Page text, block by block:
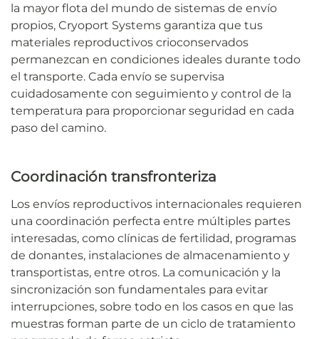
la mayor flota del mundo de sistemas de envío
propios, Cryoport Systems garantiza que tus
materiales reproductivos crioconservados
permanezcan en condiciones ideales durante todo
el transporte. Cada envío se supervisa
cuidadosamente con seguimiento y control de la
temperatura para proporcionar seguridad en cada
paso del camino.
Coordinación transfronteriza
Los envíos reproductivos internacionales requieren
una coordinación perfecta entre múltiples partes
interesadas, como clínicas de fertilidad, programas
de donantes, instalaciones de almacenamiento y
transportistas, entre otros. La comunicación y la
sincronización son fundamentales para evitar
interrupciones, sobre todo en los casos en que las
muestras forman parte de un ciclo de tratamiento